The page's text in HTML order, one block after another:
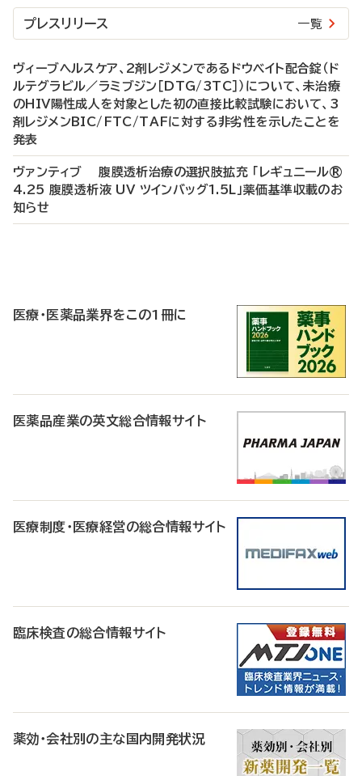
プレスリリース 一覧
ヴィーブヘルスケア、2剤レジメンであるドウベイト配合錠（ド
ルテグラビル／ラミブジン［DTG/3TC］）について、未治療
のHIV陽性成人を対象とした初の直接比較試験において、3
剤レジメンBIC/FTC/TAFに対する非劣性を示したことを
発表
ヴァンティブ 腹膜透析治療の選択肢拡充 「レギュニール®
4.25 腹膜透析液 UV ツインバッグ1.5L」薬価基準収載のお
知らせ
医療・医薬品業界をこの1冊に
医薬品産業の英文総合情報サイト
医療制度・医療経営の総合情報サイト
臨床検査の総合情報サイト
薬効・会社別の主な国内開発状況